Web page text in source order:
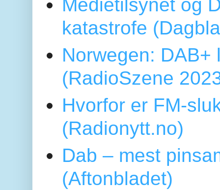
Medietilsynet og
katastrofe
Norwegen:
(RadioSzene
Hvorfor er FM-
(Radionytt.no)
Dab – mest
(Aftonbladet)